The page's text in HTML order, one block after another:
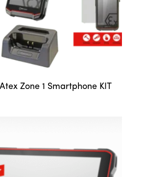
Zone 1 Smartphone KIT